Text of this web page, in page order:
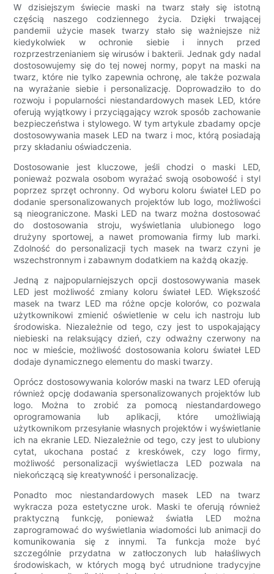
W dzisiejszym świecie maski na twarz stały się istotną
częścią naszego codziennego życia. Dzięki trwającej
pandemii użycie masek twarzy stało się ważniejsze niż
kiedykolwiek w ochronie siebie i innych przed
rozprzestrzenianiem się wirusów i bakterii. Jednak gdy nadal
dostosowujemy się do tej nowej normy, popyt na maski na
twarz, które nie tylko zapewnia ochronę, ale także pozwala
na wyrażanie siebie i personalizację. Doprowadziło to do
rozwoju i popularności niestandardowych masek LED, które
oferują wyjątkowy i przyciągający wzrok sposób zachowanie
bezpieczeństwa i stylowego. W tym artykule zbadamy opcje
dostosowywania masek LED na twarz i moc, którą posiadają
przy składaniu oświadczenia.
Dostosowanie jest kluczowe, jeśli chodzi o maski LED,
ponieważ pozwala osobom wyrażać swoją osobowość i styl
poprzez sprzęt ochronny. Od wyboru koloru świateł LED po
dodanie spersonalizowanych projektów lub logo, możliwości
są nieograniczone. Maski LED na twarz można dostosować
do dostosowania stroju, wyświetlania ulubionego logo
drużyny sportowej, a nawet promowania firmy lub marki.
Zdolność do personalizacji tych masek na twarz czyni je
wszechstronnym i zabawnym dodatkiem na każdą okazję.
Jedną z najpopularniejszych opcji dostosowywania masek
LED jest możliwość zmiany koloru świateł LED. Większość
masek na twarz LED ma różne opcje kolorów, co pozwala
użytkownikowi zmienić oświetlenie w celu ich nastroju lub
środowiska. Niezależnie od tego, czy jest to uspokajający
niebieski na relaksujący dzień, czy odważny czerwony na
noc w mieście, możliwość dostosowania koloru świateł LED
dodaje dynamicznego elementu do maski twarzy.
Oprócz dostosowywania kolorów maski na twarz LED oferują
również opcję dodawania spersonalizowanych projektów lub
logo. Można to zrobić za pomocą niestandardowego
oprogramowania lub aplikacji, które umożliwiają
użytkownikom przesyłanie własnych projektów i wyświetlanie
ich na ekranie LED. Niezależnie od tego, czy jest to ulubiony
cytat, ukochana postać z kreskówek, czy logo firmy,
możliwość personalizacji wyświetlacza LED pozwala na
niekończącą się kreatywność i personalizację.
Ponadto moc niestandardowych masek LED na twarz
wykracza poza estetyczne urok. Maski te oferują również
praktyczną funkcję, ponieważ światła LED można
zaprogramować do wyświetlania wiadomości lub animacji do
komunikowania się z innymi. Ta funkcja może być
szczególnie przydatna w zatłoczonych lub hałaśliwych
środowiskach, w których mogą być utrudnione tradycyjne